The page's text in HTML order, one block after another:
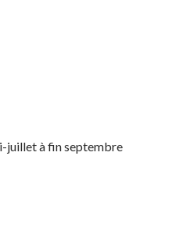
juillet à fin septembre